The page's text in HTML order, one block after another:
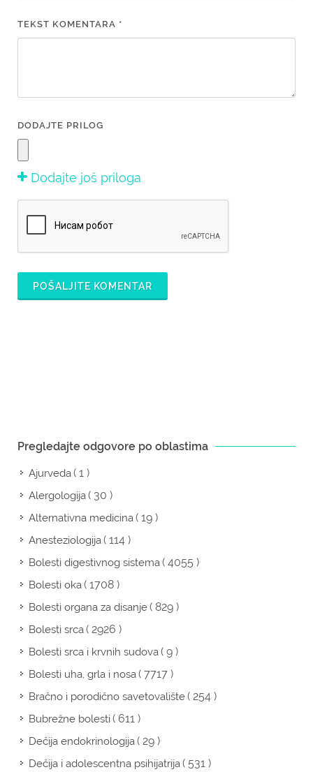
TEKST KOMENTARA *
DODAJTE PRILOG
Dodajte još priloga
POŠALJITE KOMENTAR
Pregledajte odgovore po oblastima
Ajurveda( 1 )
Alergologija( 30 )
Alternativna medicina( 19 )
Anesteziologija( 114 )
Bolesti digestivnog sistema( 4055 )
Bolesti oka( 1708 )
Bolesti organa za disanje( 829 )
Bolesti srca( 2926 )
Bolesti srca i krvnih sudova( 9 )
Bolesti uha, grla i nosa( 7717 )
Bračno i porodično savetovalište( 254 )
Bubrežne bolesti( 611 )
Dečija endokrinologija( 29 )
Dečija i adolescentna psihijatrija( 531 )